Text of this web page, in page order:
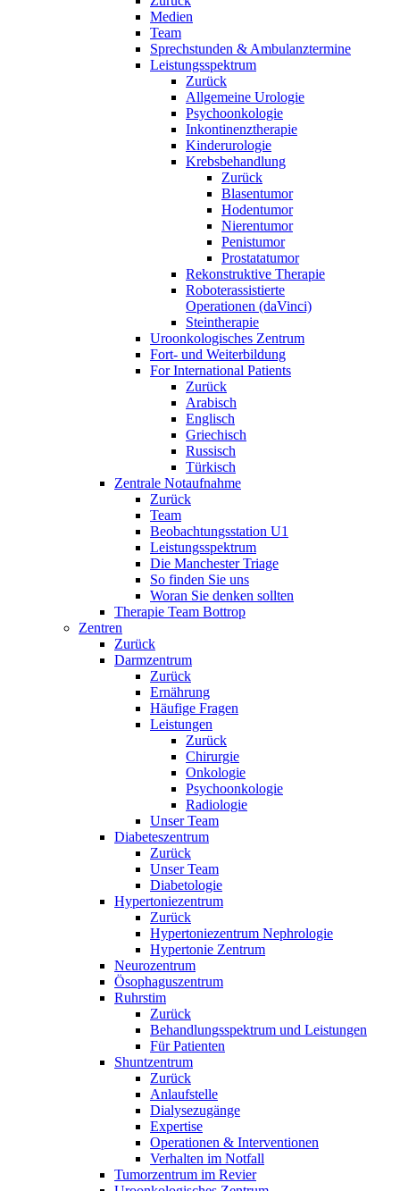
Medien
Team
Sprechstunden & Ambulanztermine
Leistungsspektrum
Zurück
Allgemeine Urologie
Psychoonkologie
Inkontinenztherapie
Kinderurologie
Krebsbehandlung
Zurück
Blasentumor
Hodentumor
Nierentumor
Penistumor
Prostatatumor
Rekonstruktive Therapie
Roboterassistierte
Operationen (daVinci)
Steintherapie
Uroonkologisches Zentrum
Fort- und Weiterbildung
For International Patients
Zurück
Arabisch
Englisch
Griechisch
Russisch
Türkisch
Zentrale Notaufnahme
Zurück
Team
Beobachtungsstation U1
Leistungsspektrum
Die Manchester Triage
So finden Sie uns
Woran Sie denken sollten
Therapie Team Bottrop
Zentren
Zurück
Darmzentrum
Zurück
Ernährung
Häufige Fragen
Leistungen
Zurück
Chirurgie
Onkologie
Psychoonkologie
Radiologie
Unser Team
Diabeteszentrum
Zurück
Unser Team
Diabetologie
Hypertoniezentrum
Zurück
Hypertoniezentrum Nephrologie
Hypertonie Zentrum
Neurozentrum
Ösophaguszentrum
Ruhrstim
Zurück
Behandlungsspektrum und Leistungen
Für Patienten
Shuntzentrum
Zurück
Anlaufstelle
Dialysezugänge
Expertise
Operationen & Interventionen
Verhalten im Notfall
Tumorzentrum im Revier